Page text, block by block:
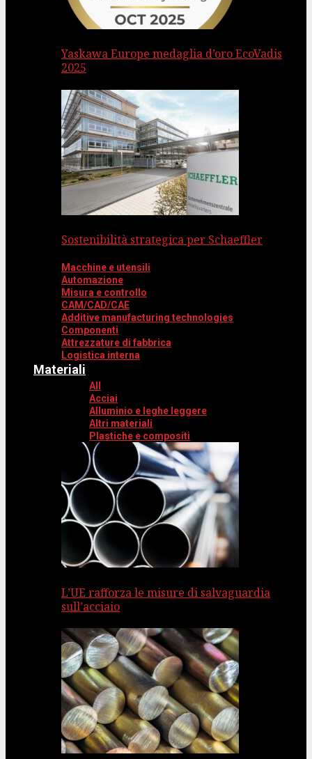
Yaskawa Europe medaglia d’oro EcoVadis
2025
Sostenibilità strategica per Schaeffler
Macchine e utensili
Automazione
Misura e controllo
CAM/CAD/CAE
Additive manufacturing technologies
Componenti
Attrezzature di fabbrica
Logistica interna
Materiali
All
Acciai
Alluminio e leghe leggere
Altri materiali
Plastiche e compositi
L’UE rafforza le misure di salvaguardia
sull’acciaio